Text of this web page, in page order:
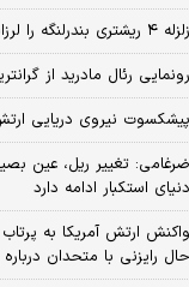
زلزله ۴ ریشتری بندرلنگه را لرزاند
رونمایی رئال مادرید از
پیشکسوت نیروی دریایی
ضرغامی: تغییر ریل، عین
دنیای استکبار ادامه دارد
واکنش ارتش آمریکا به
حال رایزنی با متحدان